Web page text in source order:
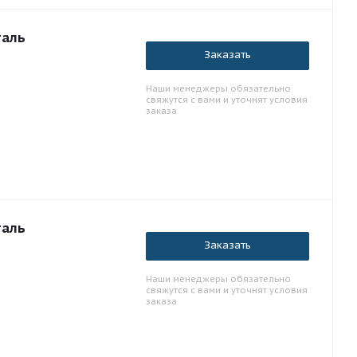
Заказать
Наши менеджеры обязательно
свяжутся с вами и уточнят условия
заказа
Заказать
Наши менеджеры обязательно
свяжутся с вами и уточнят условия
заказа